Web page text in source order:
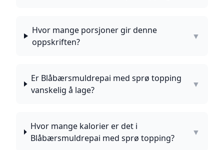
Hvor mange porsjoner gir denne
oppskriften?
▼
Er Blåbærsmuldrepai med sprø topping
vanskelig å lage?
▼
Hvor mange kalorier er det i
Blåbærsmuldrepai med sprø topping?
▼